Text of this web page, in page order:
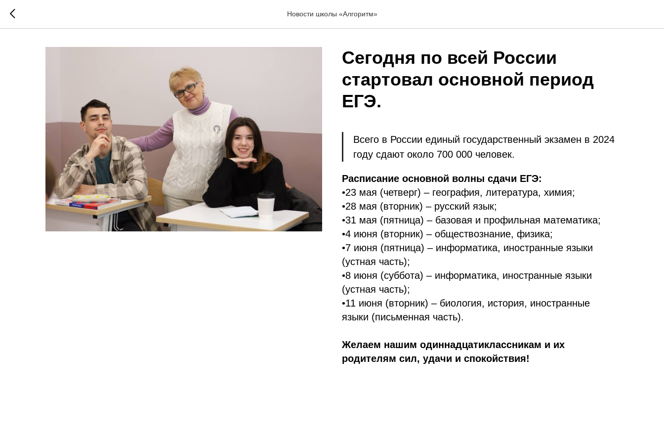
Новости школы «Алгоритм»
Сегодня по всей России
стартовал основной период
ЕГЭ.
Всего в России единый государственный экзамен в 2024
году сдают около 700 000 человек.
Расписание основной волны сдачи ЕГЭ:
•23 мая (четверг) – география, литература, химия;
•28 мая (вторник) – русский язык;
•31 мая (пятница) – базовая и профильная математика;
•4 июня (вторник) – обществознание, физика;
•7 июня (пятница) – информатика, иностранные языки
(устная часть);
•8 июня (суббота) – информатика, иностранные языки
(устная часть);
•11 июня (вторник) – биология, история, иностранные
языки (письменная часть).
Желаем нашим одиннадцатиклассникам и их
родителям сил, удачи и спокойствия!